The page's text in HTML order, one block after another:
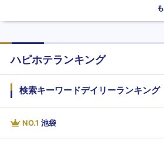
ハピホテランキング
検索キーワードデイリーランキング
NO.1 池袋